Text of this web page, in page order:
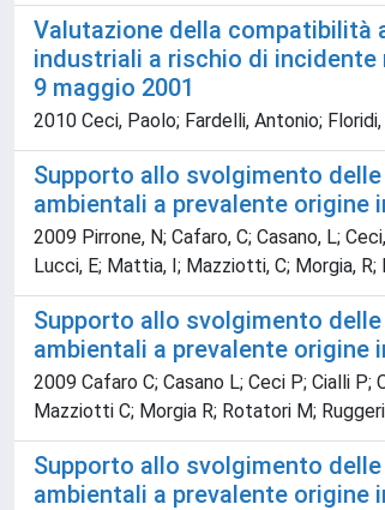
Valutazione della compatibilità
industriali a rischio di incidente
9 maggio 2001
2010 Ceci, Paolo; Fardelli, Antonio; Floridi,
Supporto allo svolgimento
ambientali a prevalente origine
2009 Pirrone, N; Cafaro, C; Casano, L;
Lucci, E; Mattia, I; Mazziotti, C; Morgia,
Supporto allo svolgimento
ambientali a prevalente origine
2009 Cafaro C; Casano L; Ceci P; Cialli P;
Mazziotti C; Morgia R; Rotatori M;
Supporto allo svolgimento
ambientali a prevalente origine